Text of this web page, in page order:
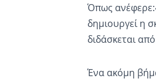
Όπως
δημιουργεί η
διδάσκεται
Ένα ακόμη